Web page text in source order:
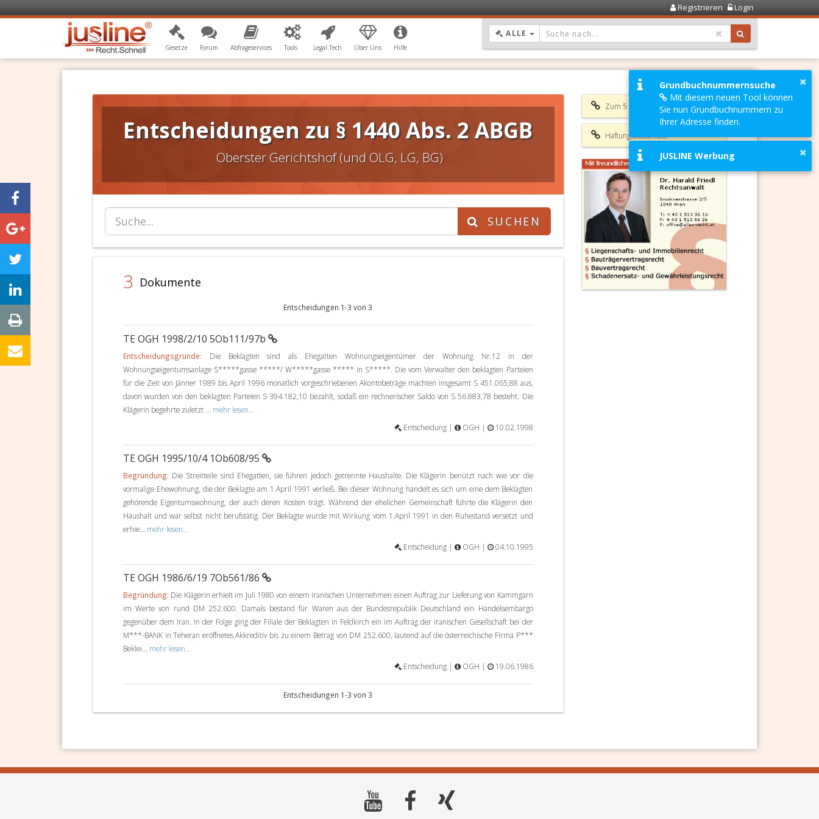
Registrieren Login
Gesetze Forum Abfrageservices Tools Legal.Tech Über Uns Hilfe
ALLE DROPDOWN: GEWÄHLTER WERT IST ALLE
Entscheidungen zu § 1440 Abs. 2 ABGB
Oberster Gerichtshof (und OLG, LG, BG)
SUCHEN
3 Dokumente
Entscheidungen 1-3 von 3
TE OGH 1998/2/10 5Ob111/97b
Entscheidungsgründe: Die Beklagten sind als Ehegatten Wohnungseigentümer der Wohnung Nr.12 in der
Wohnungseigentumsanlage S*****gasse *****/ W*****gasse ***** in S*****. Die vom Verwalter den beklagten Parteien
für die Zeit von Jänner 1989 bis April 1996 monatlich vorgeschriebenen Akontobeträge machten insgesamt S 451.065,88 aus,
davon wurden von den beklagten Parteien S 394.182,10 bezahlt, sodaß ein rechnerischer Saldo von S 56.883,78 besteht. Die
Klägerin begehrte zuletzt ... mehr lesen...
Entscheidung |
OGH | 10.02.1998
TE OGH 1995/10/4 1Ob608/95
Begründung: Die Streitteile sind Ehegatten, sie führen jedoch getrennte Haushalte. Die Klägerin benützt nach wie vor die
vormalige Ehewohnung, die der Beklagte am 1.April 1991 verließ. Bei dieser Wohnung handelt es sich um eine dem Beklagten
gehörende Eigentumswohnung, der auch deren Kosten trägt. Während der ehelichen Gemeinschaft führte die Klägerin den
Haushalt und war selbst nicht berufstätig. Der Beklagte wurde mit Wirkung vom 1.April 1991 in den Ruhestand versetzt und
erhie... mehr lesen...
Entscheidung |
OGH | 04.10.1995
TE OGH 1986/6/19 7Ob561/86
Begründung: Die Klägerin erhielt im Juli 1980 von einem iranischen Unternehmen einen Auftrag zur Lieferung von Kammgarn
im Werte von rund DM 252.600. Damals bestand für Waren aus der Bundesrepublik Deutschland ein Handelsembargo
gegenüber dem Iran. In der Folge ging der Filiale der Beklagten in Feldkirch ein im Auftrag der iranischen Gesellschaft bei der
M***-BANK in Teheran eröffnetes Akkreditiv bis zu einem Betrag von DM 252.600, lautend auf die österreichische Firma P***
Beklei... mehr lesen...
Entscheidung |
OGH | 19.06.1986
Entscheidungen 1-3 von 3
Zum § 1440 ABGB
Haftungsausschluss
×
Grundbuchnummernsuche
Mit diesem neuen Tool können
Sie nun Grundbuchnummern zu
Ihrer Adresse finden.
×
JUSLINE Werbung